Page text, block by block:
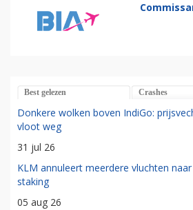
Best gelezen Crashes
Donkere wolken boven IndiGo:
vloot weg
31 jul 26
KLM annuleert meerdere vluchten
staking
05 aug 26